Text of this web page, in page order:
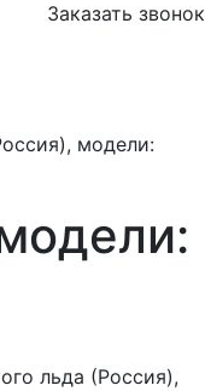
Заказать звонок
модели:
льда (Россия),